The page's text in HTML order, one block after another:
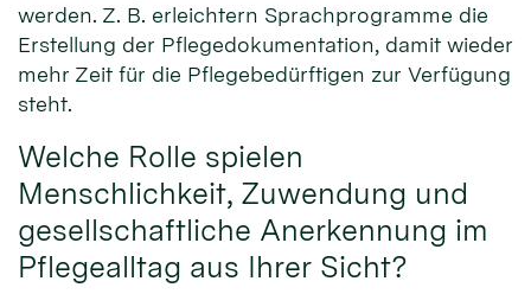
werden. Z. B. erleichtern Sprachprogramme die
Erstellung der Pflegedokumentation, damit wieder
mehr Zeit für die Pflegebedürftigen zur Verfügung
steht.
Welche Rolle spielen
Menschlichkeit, Zuwendung und
gesellschaftliche Anerkennung im
Pflegealltag aus Ihrer Sicht?